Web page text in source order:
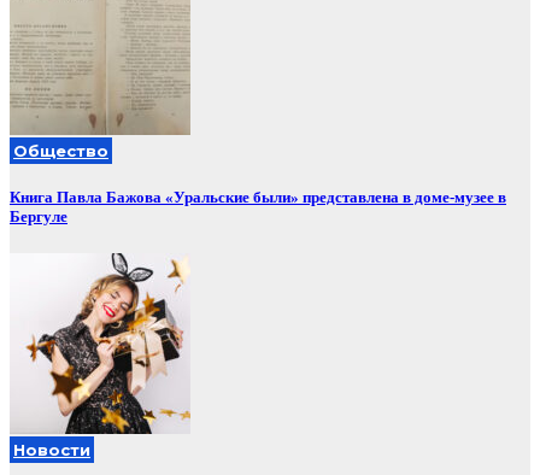
Общество
Книга Павла Бажова «Уральские были» представлена в доме-музее в
Бергуле
Новости